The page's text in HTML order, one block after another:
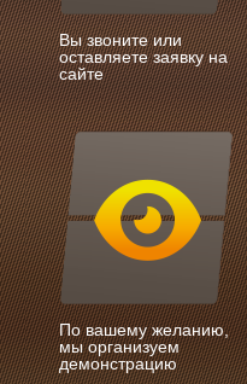
Вы звоните или
оставляете заявку на
сайте
По вашему желанию,
мы организуем
демонстрацию